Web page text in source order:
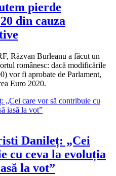
pierde
din cauza
Răzvan Burleanu a făcut un
românesc: dacă modificările
vor fi aprobate de Parlament,
Euro 2020.
Danileț: „Cei
cu ceva la evoluția
la vot”